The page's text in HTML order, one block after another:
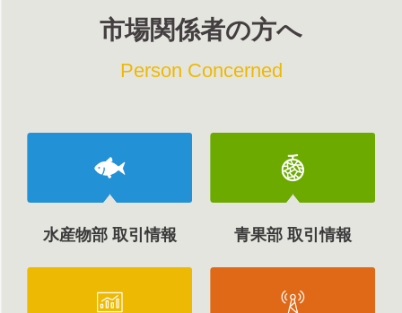
市場関係者の方へ
Person Concerned
水産物部 取引情報 青果部 取引情報